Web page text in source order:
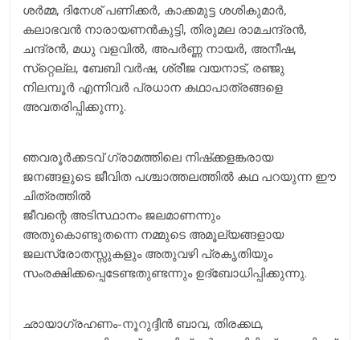
ശര്‍മ്മ, ദിനേശ് പണിക്കര്‍, കാക്കമുട്ട ശശികുമാര്‍,
കലാഭവന്‍ നാരായണന്‍കുട്ടി, തിരുമല രാമചന്ദ്രന്‍,
ചന്ദ്രന്‍, മധു വളവില്‍, അപര്‍ണ്ണ നായര്‍, അനീഷ,
സ്‌റ്റെല്ല, ബേബി വര്‍ഷ, ശ്രീജ വയനാട്, രഞ്ജു
നിലമ്പൂര്‍ എന്നിവർ പ്രധാന കഥാപാത്രങ്ങളെ
അവതരിപ്പിക്കുന്നു.
ഞവരൂര്‍ക്കടവ് ഗ്രാമത്തിലെ നിഷ്‌ക്കളങ്കരായ
ജനങ്ങളുടെ ജീവിത പശ്ചാത്തലത്തിൽ കഥ പറയുന്ന ഈ
ചിത്രത്തിൽ
ജീവന്റെ അടിസ്ഥാനം ജലമാണന്നും
അതുകൊണ്ടുതന്നെ നമ്മുടെ അമൂല്യങ്ങളായ
ജലസ്രോതസ്സുകളും അതുവഴി പ്രകൃതിയും
സംരക്ഷിക്കപ്പെടേണ്ടതുണ്ടന്നും ഉദ്‌ബോധിപ്പിക്കുന്നു.
ഛായാഗ്രഹണം-നൂറുദ്ദീന്‍ ബാവ, തിരക്കഥ,